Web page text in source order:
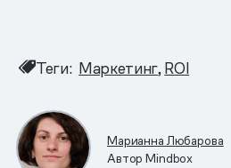
Теги: Маркетинг ROI
Марианна Любарова
Автор Mindbox